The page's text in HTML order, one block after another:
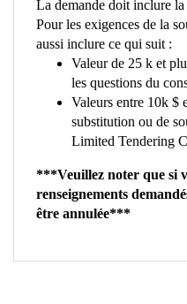
Pour les exigences de la
aussi inclure ce qui suit :
Valeur de 25 k et
les questions du
Valeurs entre 10k $
substitution ou de
Limited Tendering
renseignements
être annulée***